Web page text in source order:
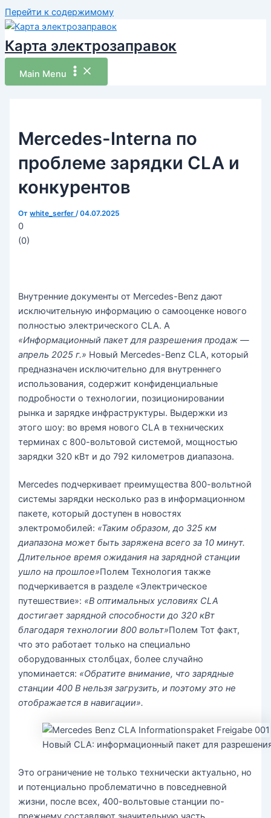
Перейти к содержимому
Карта электрозаправок
Main Menu
Mercedes-Interna по
проблеме зарядки CLA и
конкурентов
Отwhite_serfer/04.07.2025
0
(0)
Внутренние документы от Mercedes-Benz дают
исключительную информацию о самооценке нового
полностью электрического CLA. А
«Информационный пакет для разрешения продаж —
апрель 2025 г.» Новый Mercedes-Benz CLA, который
предназначен исключительно для внутреннего
использования, содержит конфиденциальные
подробности о технологии, позиционировании
рынка и зарядке инфраструктуры. Выдержки из
этого шоу: во время нового CLA в технических
терминах с 800-вольтовой системой, мощностью
зарядки 320 кВт и до 792 километров диапазона.
Mercedes подчеркивает преимущества 800-вольтной
системы зарядки несколько раз в информационном
пакете, который доступен в новостях
электромобилей: «Таким образом, до 325 км
диапазона может быть заряжена всего за 10 минут.
Длительное время ожидания на зарядной станции
ушло на прошлое»Полем Технология также
подчеркивается в разделе «Электрическое
путешествие»: «В оптимальных условиях CLA
достигает зарядной способности до 320 кВт
благодаря технологии 800 вольт»Полем Тот факт,
что это работает только на специально
оборудованных столбцах, более случайно
упоминается: «Обратите внимание, что зарядные
станции 400 В нельзя загрузить, и поэтому это не
отображается в навигации».
Новый CLA: информационный пакет для
Это ограничение не только технически актуально, но
и потенциально проблематично в повседневной
жизни, после всех, 400-вольтовые станции по-